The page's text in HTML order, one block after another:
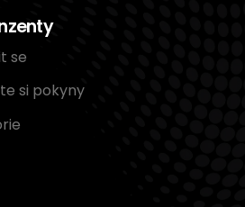
se
si pokyny